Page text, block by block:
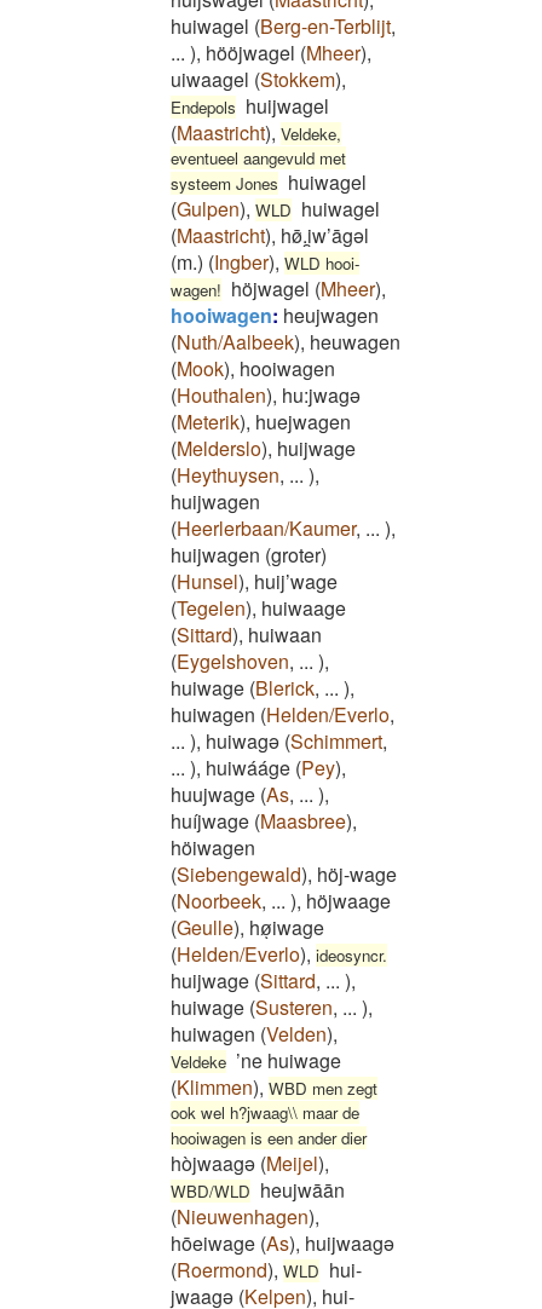
huiwagel (Berg-en-Terblijt,
... ), hööjwagel (Mheer),
uiwaagel (Stokkem),
Endepols huijwagel
(Maastricht), Veldeke,
eventueel aangevuld met
systeem Jones huiwagel
(Gulpen), WLD huiwagel
(Maastricht), hø̄.i̯w’āgəl
(m.) (Ingber), WLD hooi-
wagen! höjwagel (Mheer),
hooiwagen: heujwagen
(Nuth/Aalbeek), heuwagen
(Mook), hooiwagen
(Houthalen), hu:jwagə
(Meterik), huejwagen
(Melderslo), huijwage
(Heythuysen, ... ),
huijwagen
(Heerlerbaan/Kaumer, ... ),
huijwagen (groter)
(Hunsel), huij’wage
(Tegelen), huiwaage
(Sittard), huiwaan
(Eygelshoven, ... ),
huiwage (Blerick, ... ),
huiwagen (Helden/Everlo,
... ), huiwagə (Schimmert,
... ), huiwááge (Pey),
huujwage (As, ... ),
huíjwage (Maasbree),
höiwagen
(Siebengewald), höj-wage
(Noorbeek, ... ), höjwaage
(Geulle), høͅiwage
(Helden/Everlo), ideosyncr.
huijwage (Sittard, ... ),
huiwage (Susteren, ... ),
huiwagen (Velden),
Veldeke ’ne huiwage
(Klimmen), WBD men zegt
ook wel h?jwaag\\ maar de
hooiwagen is een ander dier
hòjwaagə (Meijel),
WBD/WLD heujwāān
(Nieuwenhagen),
hōeiwage (As), huijwaagə
(Roermond), WLD hui-
jwaagə (Kelpen), hui-